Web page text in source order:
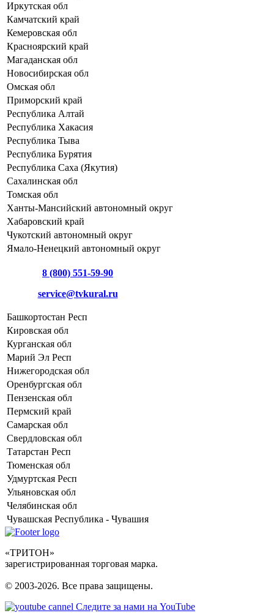
Иркутская обл
Камчатский край
Кемеровская обл
Красноярский край
Магаданская обл
Новосибирская обл
Омская обл
Приморский край
Республика Алтай
Республика Хакасия
Республика Тыва
Республика Бурятия
Республика Саха (Якутия)
Сахалинская обл
Томская обл
Ханты-Мансийский автономный округ
Хабаровский край
Чукотский автономный округ
Ямало-Ненецкий автономный округ
8 (800) 551-59-90
service@tvkural.ru
Башкортостан Респ
Кировская обл
Курганская обл
Марий Эл Респ
Нижегородская обл
Оренбургская обл
Пензенская обл
Пермский край
Самарская обл
Свердловская обл
Татарстан Респ
Тюменская обл
Удмуртская Респ
Ульяновская обл
Челябинская обл
Чувашская Республика - Чувашия
«ТРИТОН»
зарегистрированная торговая марка.
© 2003-2026. Все права защищены.
Следите за нами на YouTube